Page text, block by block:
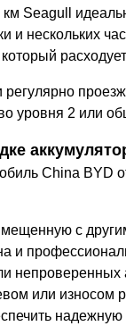
Seagull
и нескольких
уровня 2 или
China BYD
с
и
непроверенных
или износом